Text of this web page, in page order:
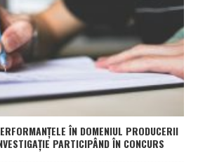
ÎN DOMENIUL PRODUCERII
PARTICIPÂND ÎN CONCURS